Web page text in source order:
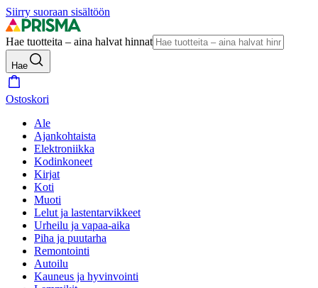
Siirry suoraan sisältöön
Hae tuotteita – aina halvat hinnat
Hae
Ostoskori
Ale
Ajankohtaista
Elektroniikka
Kodinkoneet
Kirjat
Koti
Muoti
Lelut ja lastentarvikkeet
Urheilu ja vapaa-aika
Piha ja puutarha
Remontointi
Autoilu
Kauneus ja hyvinvointi